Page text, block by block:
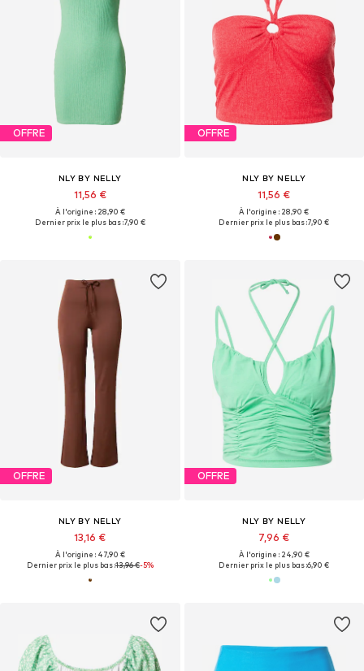
OFFRE
NLY BY NELLY
11,56 €
À l'origine : 28,90 €
Dernier prix le plus bas :7,90 €
OFFRE
NLY BY NELLY
11,56 €
À l'origine : 28,90 €
Dernier prix le plus bas :7,90 €
OFFRE
NLY BY NELLY
13,16 €
À l'origine : 47,90 €
Dernier prix le plus bas :13,96 €-5%
OFFRE
NLY BY NELLY
7,96 €
À l'origine : 24,90 €
Dernier prix le plus bas :6,90 €